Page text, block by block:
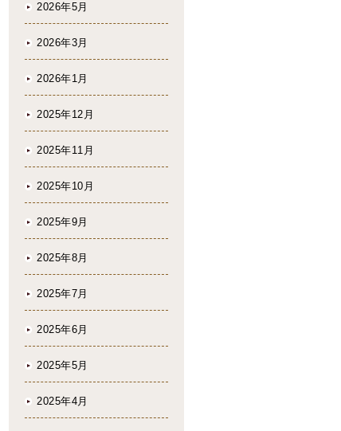
2026年5月
2026年3月
2026年1月
2025年12月
2025年11月
2025年10月
2025年9月
2025年8月
2025年7月
2025年6月
2025年5月
2025年4月